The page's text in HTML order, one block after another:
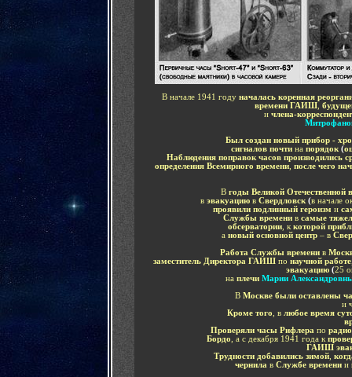
В начале 1941 году началась коренная
времени ГАИШ,
ичлена-
Был создан новый прибор -
сигналов почти на порядок(
Наблюдения поправок часов производились
определения Всемирного времени после чего
В годы Великой Отечественной
вэвакуациюв Свердловск (в начале
проявили подлинный героизм и
Службы временив самые
обсерватории , к которой
а новый основной центр – в
Работа Службы времени в
заместитель Директора ГАИШ по научной работе
эвакуацию (25
на плечи Марии
В Москве были оставлены
и
Кроме того , в любое время
Проверяли часы Рифлера по
Бордо , а с декабря 1941 года к
ГАИШ
Трудности добавились зимой,
чернила в Службе времени и